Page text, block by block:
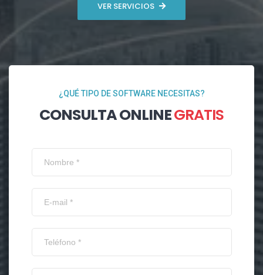
VER SERVICIOS
¿QUÉ TIPO DE SOFTWARE NECESITAS?
CONSULTA ONLINEGRATIS